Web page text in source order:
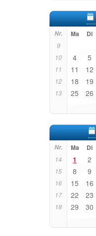
Nr. Ma Di
9
10 4 5
11 11 12
12 18 19
13 25 26
Nr. Ma Di
14 1 2
15 8 9
16 15 16
17 22 23
18 29 30